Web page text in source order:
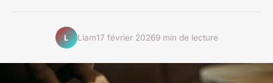
L Liam17 février 20269 min de lecture